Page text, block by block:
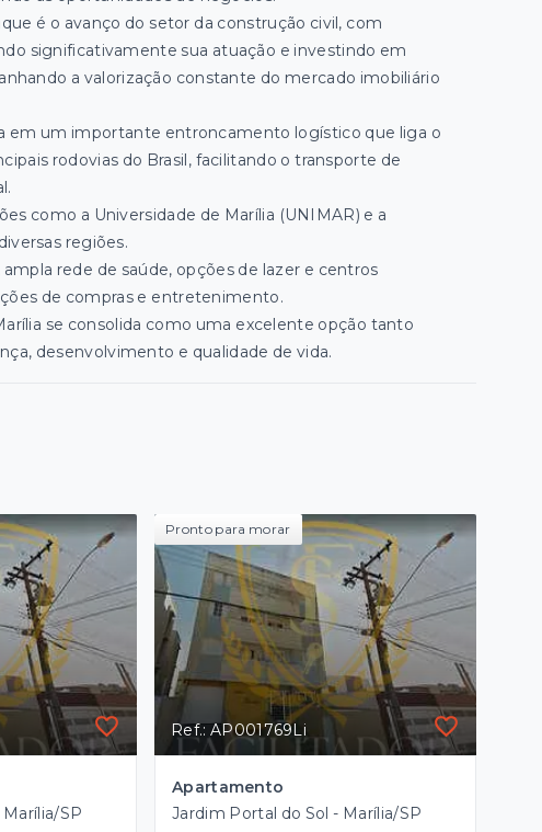
é o avanço do setor da construção civil, com
significativamente sua atuação e investindo em
a valorização constante do mercado imobiliário
em um importante entroncamento logístico que liga o
rodovias do Brasil, facilitando o transporte de
como a Universidade de Marília (UNIMAR) e a
regiões.
rede de saúde, opções de lazer e centros
de compras e entretenimento.
se consolida como uma excelente opção tanto
desenvolvimento e qualidade de vida.
SP
Pronto para morar
Ref.: AP001769Li
Apartamento
Jardim Portal do Sol - Marília/SP